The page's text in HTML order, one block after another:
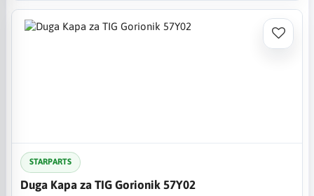
STARPARTS
Duga Kapa za TIG Gorionik 57Y02